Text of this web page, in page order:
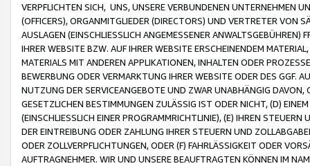
VERPFLICHTEN SICH, UNS, UNSERE VERBUNDENEN UNTERNEHMEN
(OFFICERS), ORGANMITGLIEDER (DIRECTORS) UND VERTRETER VON
AUSLAGEN (EINSCHLIESSLICH ANGEMESSENER
IHRER WEBSITE BZW. AUF IHRER WEBSITE ERSCHEINENDEM
MATERIALS MIT ANDEREN APPLIKATIONEN, INHALTEN ODER
BEWERBUNG ODER VERMARKTUNG IHRER WEBSITE ODER DES GGF.
NUTZUNG DER SERVICEANGEBOTE UND ZWAR UNABHÄNGIG
GESETZLICHEN BESTIMMUNGEN ZULÄSSIG IST ODER NICHT, (D)
(EINSCHLIESSLICH EINER PROGRAMMRICHTLINIE), (E) IHREN
DER EINTREIBUNG ODER ZAHLUNG IHRER STEUERN UND
ODER ZOLLVERPFLICHTUNGEN, ODER (F) FAHRLÄSSIGKEIT ODER
AUFTRAGNEHMER. WIR UND UNSERE BEAUFTRAGTEN KÖNNEN IM